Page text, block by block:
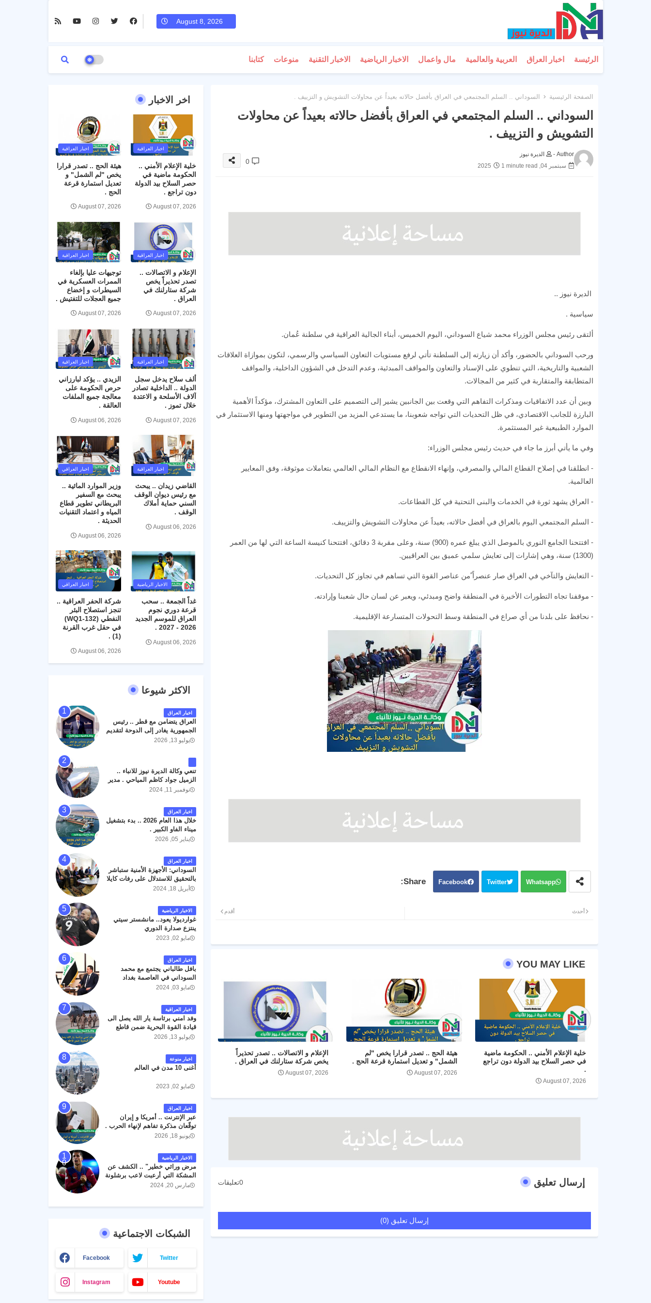
August 8, 2026
الرئيسة اخبار العراق العربية والعالمية مال واعمال الاخبار الرياضية الاخبار التقنية منوعات كتابنا
الصفحة الرئيسية السوداني .. السلم المجتمعي في العراق بأفضل حالاته بعيداً عن محاولات التشويش و التزييف .
السوداني .. السلم المجتمعي في العراق بأفضل حالاته بعيداً عن محاولات
التشويش و التزييف .
Author -
الديرة نيوز
سبتمبر 04, 2025
1 minute read
0
الديرة نيوز ..
سياسية .
ألتقى رئيس مجلس الوزراء محمد شياع السوداني، اليوم الخميس، أبناء الجالية العراقية في سلطنة عُمان.
ورحب السوداني بالحضور، وأكد أن زيارته إلى السلطنة تأتي لرفع مستويات التعاون السياسي والرسمي، لتكون بموازاة العلاقات
الشعبية والتاريخية، التي تنطوي على الإسناد والتعاون والمواقف المبدئية، وعدم التدخل في الشؤون الداخلية، والمواقف
المتطابقة والمتقاربة في كثير من المجالات.
وبين أن عدد الاتفاقيات ومذكرات التفاهم التي وقعت بين الجانبين يشير إلى التصميم على التعاون المشترك، مؤكداً الأهمية
البارزة للجانب الاقتصادي، في ظل التحديات التي تواجه شعوبنا، ما يستدعي المزيد من التطوير في مواجهتها ومنها الاستثمار في
الموارد الطبيعية غير المستثمرة.
وفي ما يأتي أبرز ما جاء في حديث رئيس مجلس الوزراء:
- انطلقنا في إصلاح القطاع المالي والمصرفي، وإنهاء الانقطاع مع النظام المالي العالمي بتعاملات موثوقة، وفق المعايير
العالمية.
- العراق يشهد ثورة في الخدمات والبنى التحتية في كل القطاعات.
- السلم المجتمعي اليوم بالعراق في أفضل حالاته، بعيداً عن محاولات التشويش والتزييف.
- افتتحنا الجامع النوري بالموصل الذي يبلغ عمره (900) سنة، وعلى مقربة 3 دقائق، افتتحنا كنيسة الساعة التي لها من العمر
(1300) سنة، وهي إشارات إلى تعايش سلمي عميق بين العراقيين.
- التعايش والتآخي في العراق صار عنصراً ًمن عناصر القوة التي تساهم في تجاوز كل التحديات.
- موقفنا تجاه التطورات الأخيرة في المنطقة واضح ومبدئي، ويعبر عن لسان حال شعبنا وإرادته.
- نحافظ على بلدنا من أي صراع في المنطقة وسط التحولات المتسارعة الإقليمية.
Facebook Twitter Whatsapp
أحدث أقدم
YOU MAY LIKE
خلية الإعلام الأمني .. الحكومة ماضية
في حصر السلاح بيد الدولة دون تراجع
.
August 07, 2026
هيئة الحج .. تصدر قرارا يخص "لم
الشمل" و تعديل استمارة قرعة الحج .
August 07, 2026
الإعلام و الاتصالات .. تصدر تحذيراً
يخص شركة ستارلنك في العراق .
August 07, 2026
إرسال تعليق 0تعليقات
إرسال تعليق (0)
اخر الاخبار
اخبار العراقية
خلية الإعلام الأمني ..
الحكومة ماضية في
حصر السلاح بيد الدولة
دون تراجع .
August 07, 2026
اخبار العراقية
هيئة الحج .. تصدر قرارا
يخص "لم الشمل" و
تعديل استمارة قرعة
الحج .
August 07, 2026
اخبار العراقية
الإعلام و الاتصالات ..
تصدر تحذيراً يخص
شركة ستارلنك في
العراق .
August 07, 2026
اخبار العراقية
توجيهات عليا بإلغاء
الممرات العسكرية في
السيطرات و إخضاع
جميع العجلات للتفتيش .
August 07, 2026
اخبار العراقية
ألف سلاح يدخل سجل
الدولة .. الداخلية تصادر
آلاف الأسلحة و الاعتدة
خلال تموز .
August 07, 2026
اخبار العراقية
الزيدي .. يؤكد لبارزاني
حرص الحكومة على
معالجة جميع الملفات
العالقة .
August 06, 2026
اخبار العراقية
القاضي زيدان .. يبحث
مع رئيس ديوان الوقف
السني حماية أملاك
الوقف .
August 06, 2026
اخبار العراقي
وزير الموارد المائية ..
يبحث مع السفير
البريطاني تطوير قطاع
المياه و اعتماد التقنيات
الحديثة .
August 06, 2026
الاخبار الرياضية
غداً الجمعة .. سحب
قرعة دوري نجوم
العراق للموسم الجديد
2026 - 2027 .
August 06, 2026
اخبار العراقي
شركة الحفر العراقية ..
تنجز استصلاح البئر
النفطي (WQ1-132)
في حقل غرب القرنة
(1) .
August 06, 2026
الاكثر شيوعا
اخبار العراق
العراق يتضامن مع قطر .. رئيس
الجمهورية يغادر إلى الدوحة لتقديم
واجب العزاء .
يوليو 13, 2026
تنعي وكالة الديرة نيوز للانباء ..
الزميل جواد كاظم المياحي . مدير
الخطوط الجوية العراقية السابق
البصرة الدولي اليوم الاثنين على
الطريق المؤدي من البوابة
الرئيسة الى صالة المسافرين .
حيث كان سبب الحادث يعود
لتصادم عجلته مع عجلة نوع كيا بنكو
مطار البصرة الدولي . سائلين الله
عز وجل ان يتغمد الفقيد بواسع
رحمته ، و انا لله وانا اليه راجعون .
نوفمبر 11, 2024
اخبار العراق
خلال هذا العام 2026 .. بدء بتشغيل
ميناء الفاو الكبير .
يناير 05, 2026
اخبار العراق
السوداني: الأجهزة الأمنية ستباشر
بالتحقيق للاستدلال على رفات كايلا
مولرأبريل 18, 2024
الاخبار الرياضية
غوارديولا يعود.. مانشستر سيتي
ينتزع صدارة الدوري
مايو 02, 2023
اخبار العراق
بافل طالباني يجتمع مع محمد
السوداني في العاصمة بغداد
مايو 03, 2024
اخبار العراقية
وفد امني برئاسة يار الله يصل الى
قيادة القوة البحرية ضمن قاطع
عمليات البصرة .
يوليو 13, 2026
اخبار منوعة
أغنى 10 مدن في العالم
مايو 02, 2023
اخبار العراق
عبر الإنترنت .. أمريكا و إيران
توقّعان مذكرة تفاهم لإنهاء الحرب .
يونيو 18, 2026
الاخبار الرياضية
مرض وراثي خطير" .. الكشف عن
المشكة التي أرعبت لاعب برشلونة
جواو كانسيلو
مارس 20, 2024
الشبكات الاجتماعية
Facebook Twitter
Instagram Youtube